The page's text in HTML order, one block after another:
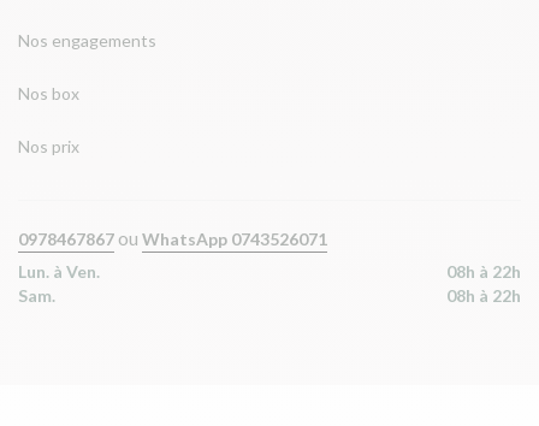
Nos engagements
Nos box
Nos prix
0978467867 ou WhatsApp 0743526071
Lun. à Ven.
08h à 22h
Sam.
08h à 22h